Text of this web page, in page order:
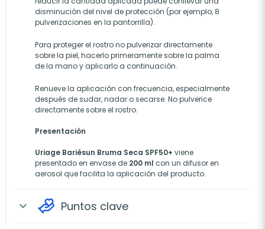
disminución del nivel de protección (por ejemplo, 8
pulverizaciones en la pantorrilla).
Para proteger el rostro no pulverizar directamente
sobre la piel, hacerlo primeramente sobre la palma
de la mano y aplicarlo a continuación.
Renueve la aplicación con frecuencia, especialmente
después de sudar, nadar o secarse. No pulverice
directamente sobre el rostro.
Presentación
Uriage Bariésun Bruma Seca SPF50+ viene
presentado en envase de 200 ml con un difusor en
aerosol que facilita la aplicación del producto.
expand_more Puntos clave